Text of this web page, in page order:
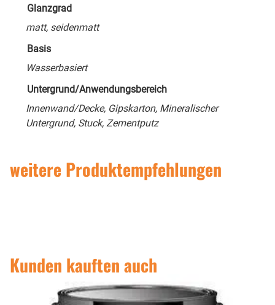
Glanzgrad
matt, seidenmatt
Basis
Wasserbasiert
Untergrund/Anwendungsbereich
Innenwand/Decke, Gipskarton, Mineralischer
Untergrund, Stuck, Zementputz
weitere Produktempfehlungen
Kunden kauften auch